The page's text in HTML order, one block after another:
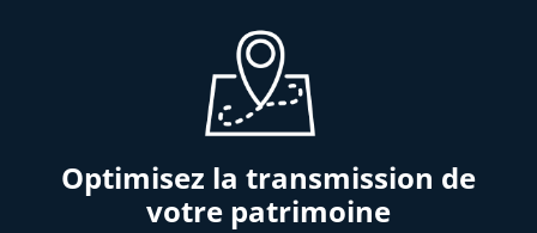
Optimisez la transmission de
votre patrimoine